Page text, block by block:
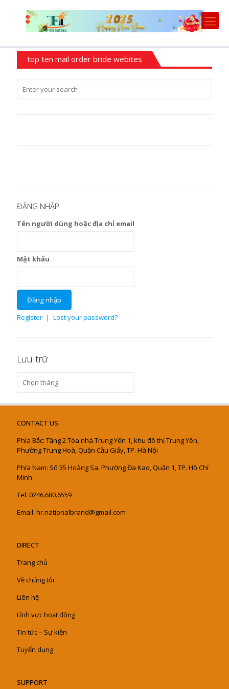
top ten mail order bride webites
ĐĂNG NHẬP
Tên người dùng hoặc địa chỉ email
Mật khẩu
Register | Lost your password?
Lưu trữ
trữ
CONTACT US
Phía Bắc: Tầng 2 Tòa nhà Trung Yên 1, khu đô thị Trung Yên,
Phường Trung Hoà, Quận Cầu Giấy, TP. Hà Nội
Phía Nam: Số 35 Hoàng Sa, Phường Đa Kao, Quận 1, TP. Hồ Chí
Minh
Tel: 0246.680.6559
Email: hr.nationalbrand@gmail.com
DIRECT
Trang chủ
Về chúng tôi
Liên hệ
Lĩnh vực hoạt động
Tin tức – Sự kiện
Tuyển dụng
SUPPORT